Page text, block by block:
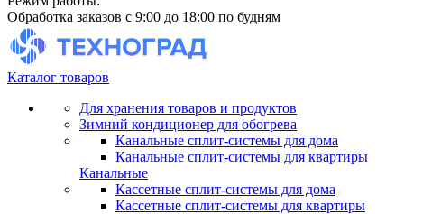
Обработка заказов с 9:00 до 18:00 по будням
Каталог товаров
Для хранения товаров и продуктов
Зимний кондиционер для обогрева
Канальные сплит-системы для дома
Канальные сплит-системы для квартиры
Канальные
Кассетные сплит-системы для дома
Кассетные сплит-системы для квартиры